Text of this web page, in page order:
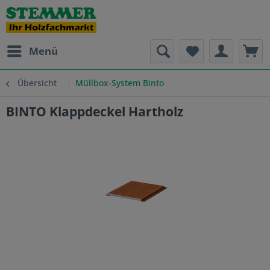
Menü
Übersicht Müllbox-System Binto
BINTO Klappdeckel Hartholz